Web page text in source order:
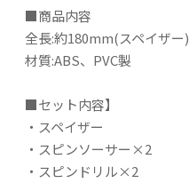
■商品内容
全長:約180mm(スペイザー)
材質:ABS、PVC製
■セット内容】
・スペイザー
・スピンソーサー×2
・スピンドリル×2